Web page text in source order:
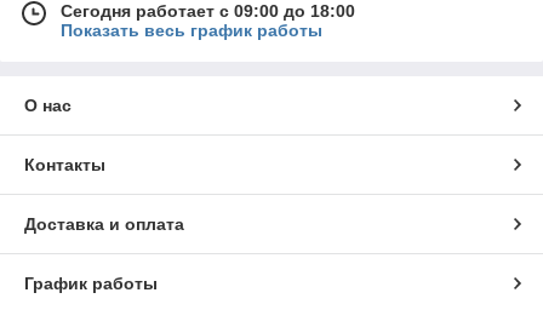
Сегодня работает с 09:00 до 18:00
Показать весь график работы
О нас
Контакты
Доставка и оплата
График работы